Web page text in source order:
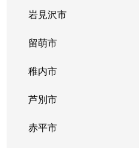
岩見沢市
留萌市
稚内市
芦別市
赤平市